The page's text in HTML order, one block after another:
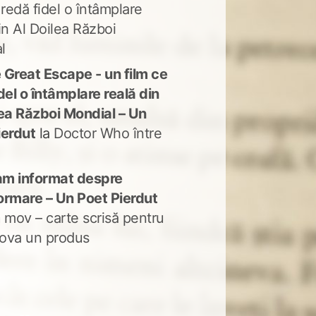
fidel o întâmplare
Al Doilea Război
Great Escape - un film ce
o întâmplare reală din
Război Mondial – Un
la Doctor Who între
informat despre
– Un Poet Pierdut
mov – carte scrisă pentru
un produs